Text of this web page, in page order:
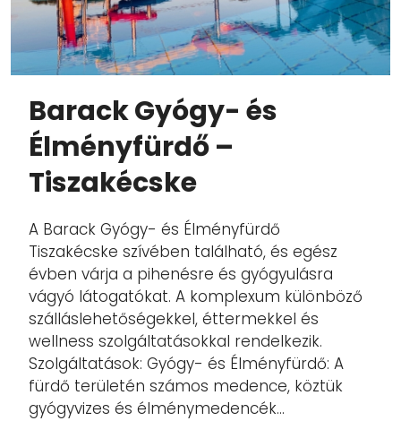
Barack Gyógy- és
Élményfürdő –
Tiszakécske
A Barack Gyógy- és Élményfürdő
Tiszakécske szívében található, és egész
évben várja a pihenésre és gyógyulásra
vágyó látogatókat. A komplexum különböző
szálláslehetőségekkel, éttermekkel és
wellness szolgáltatásokkal rendelkezik.
Szolgáltatások: Gyógy- és Élményfürdő: A
fürdő területén számos medence, köztük
gyógyvizes és élménymedencék...